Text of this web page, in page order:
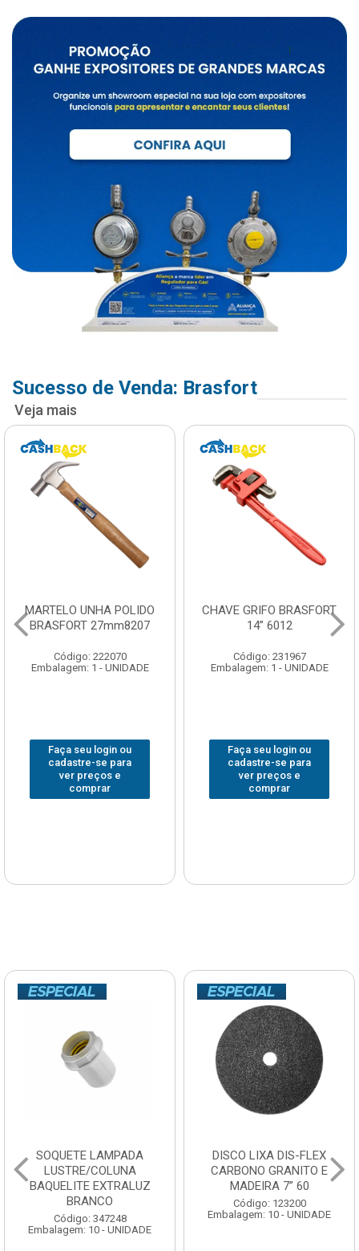
Sucesso de Venda: Brasfort
Veja mais
CHAVE GRIFO BRASFORT
14” 6012
Código: 231967
Embalagem: 1 - UNIDADE
Faça seu login ou
cadastre-se para
ver preços e
comprar
ADAPTADOR PARA
SOQUETE WAFT
Código: 235563
Embalagem: 1 - UNIDADE
Faça seu login ou
cadastre-se para
ver preços e
comprar
SOQUETE LAMPADA
LUSTRE/COLUNA
BAQUELITE EXTRALUZ
BRANCO
Código: 347248
Embalagem: 10 - UNIDADE
DISCO LIXA DIS-FLEX
CARBONO GRANITO E
MADEIRA 7” 60
Código: 123200
Embalagem: 10 - UNIDADE